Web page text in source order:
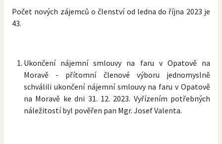
Počet nových zájemců o členství od ledna do října 2023 je
43.
Ukončení nájemní smlouvy na faru v Opatově na
Moravě - přítomní členové výboru jednomyslně
schválili ukončení nájemní smlouvy na faru v Opatově
na Moravě ke dni 31. 12. 2023. Vyřízením potřebných
náležitostí byl pověřen pan Mgr. Josef Valenta.